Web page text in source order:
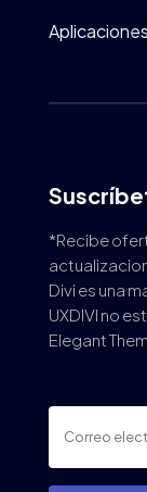
Aplicaciones
*Recibe
Divi es una
UXDIVI no
Elegant